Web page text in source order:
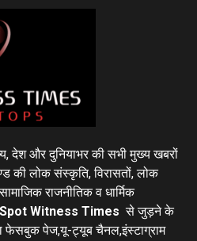
देश और दुनियाभर की सभी मुख्य खबरों
की लोक संस्कृति, विरासतों, लोक
राजनीतिक व धार्मिक
Spot Witness Times से जुड़ने के
फेसबुक पेज,यू-ट्यूब चैनल,इंस्टाग्राम